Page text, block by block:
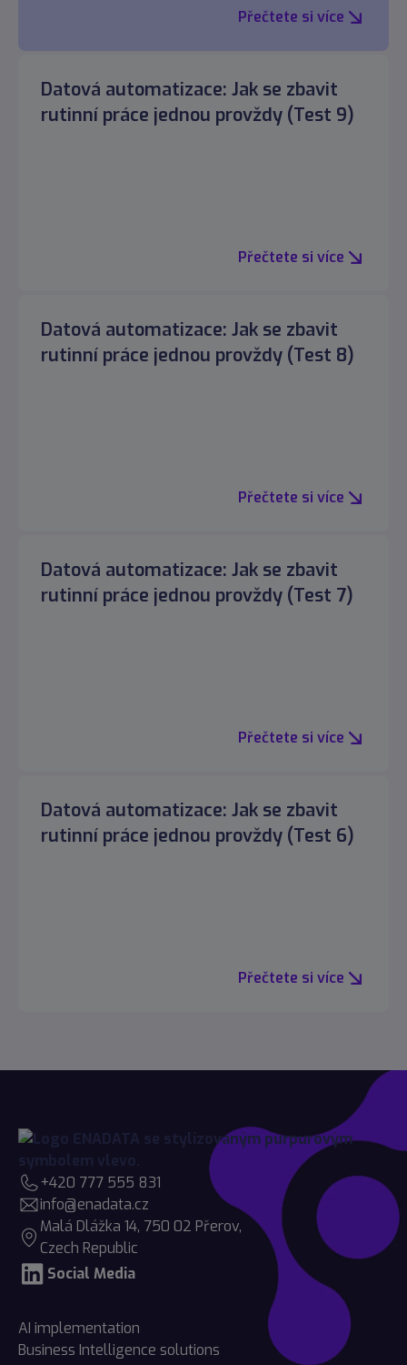
Přečtete si více
Datová automatizace: Jak se zbavit
rutinní práce jednou provždy (Test 9)
Přečtete si více
Datová automatizace: Jak se zbavit
rutinní práce jednou provždy (Test 8)
Přečtete si více
Datová automatizace: Jak se zbavit
rutinní práce jednou provždy (Test 7)
Přečtete si více
Datová automatizace: Jak se zbavit
rutinní práce jednou provždy (Test 6)
Přečtete si více
+420 777 555 831
info@enadata.cz
Malá Dlážka 14, 750 02 Přerov,
Czech Republic
Social Media
AI implementation
Business Intelligence solutions